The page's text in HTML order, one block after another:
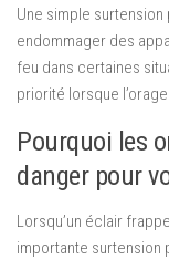
Une simple
endommager des
feu dans certaines
priorité lorsque
Pourquoi les
danger pour
Lorsqu’un éclair
importante surtension